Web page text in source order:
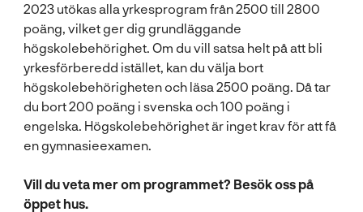
2023 utökas alla yrkesprogram från 2500 till 2800
poäng, vilket ger dig grundläggande
högskolebehörighet. Om du vill satsa helt på att bli
yrkesförberedd istället, kan du välja bort
högskolebehörigheten och läsa 2500 poäng. Då tar
du bort 200 poäng i svenska och 100 poäng i
engelska. Högskolebehörighet är inget krav för att få
en gymnasieexamen.
Vill du veta mer om programmet? Besök oss på
öppet hus.